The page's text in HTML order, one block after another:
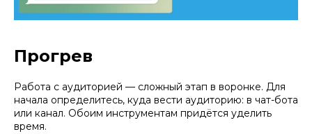
Прогрев
Работа с аудиторией — сложный этап в воронке. Для
начала определитесь, куда вести аудиторию: в чат-бота
или канал. Обоим инструментам придётся уделить
время.